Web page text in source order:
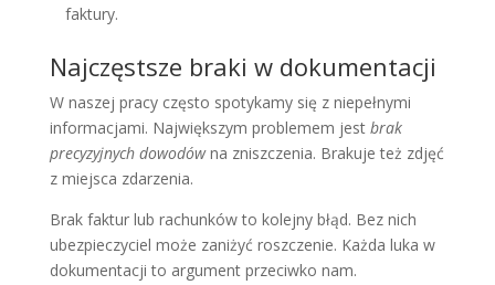
faktury.
Najczęstsze braki w dokumentacji
W naszej pracy często spotykamy się z niepełnymi
informacjami. Największym problemem jest brak
precyzyjnych dowodówna zniszczenia. Brakuje też zdjęć
z miejsca zdarzenia.
Brak faktur lub rachunków to kolejny błąd. Bez nich
ubezpieczyciel może zaniżyć roszczenie. Każda luka w
dokumentacji to argument przeciwko nam.